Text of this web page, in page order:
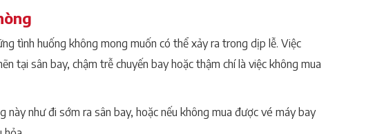
tình huống không mong muốn có thể xảy ra trong dịp lễ. Việc
tại sân bay, chậm trễ chuyến bay hoặc thậm chí là việc không mua
này như đi sớm ra sân bay, hoặc nếu không mua được vé máy bay